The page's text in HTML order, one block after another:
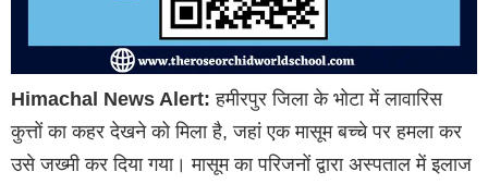
Himachal News Alert: हमीरपुर जिला के भोटा में लावारिस
कुत्तों का कहर देखने को मिला है, जहां एक मासूम बच्चे पर हमला कर
उसे जख्मी कर दिया गया। मासूम का परिजनों द्वारा अस्पताल में इलाज